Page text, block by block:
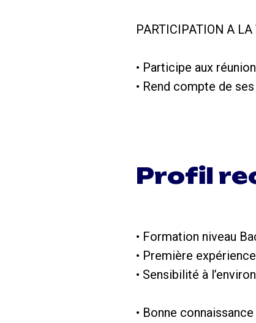
PARTICIPATION A LA
• Participe aux
• Rend compte de
Profil
• Formation niveau
• Première
• Sensibilité à
• Bonne